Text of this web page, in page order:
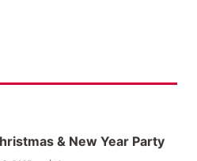
& New Year Party